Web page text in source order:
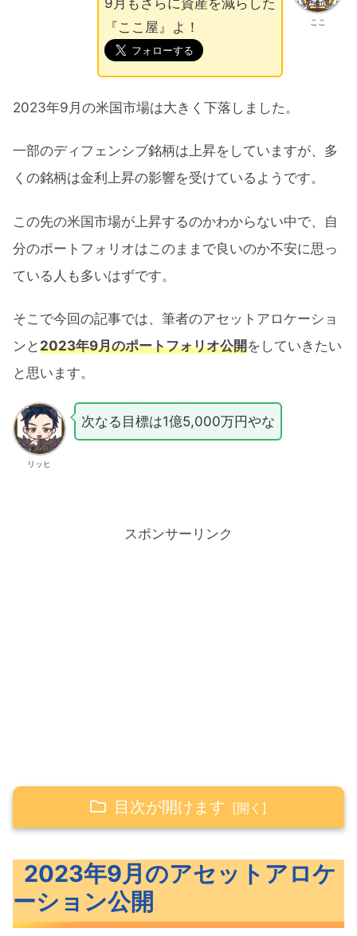
ここ
9月もさらに資産を減らした
『ここ屋』よ！
2023年9月の米国市場は大きく下落しました。
一部のディフェンシブ銘柄は上昇をしていますが、多
くの銘柄は金利上昇の影響を受けているようです。
この先の米国市場が上昇するのかわからない中で、自
分のポートフォリオはこのままで良いのか不安に思っ
ている人も多いはずです。
そこで今回の記事では、筆者のアセットアロケーショ
ンと2023年9月のポートフォリオ公開をしていきたい
と思います。
リッヒ
次なる目標は1億5,000万円やな
スポンサーリンク
目次が開けます
2023年9月のポートフォリオ公開
米国ETFのポートフォリオ公開
2023年9月のアセットアロケ
ーション公開